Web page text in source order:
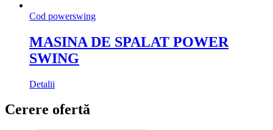
Cod powerswing
MASINA DE SPALAT POWER
SWING
Detalii
Cerere ofertă